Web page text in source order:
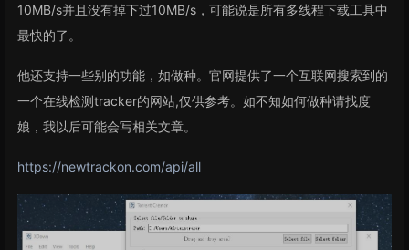
10MB/s并且没有掉下过10MB/s，可能说是所有多线程下载工具中
最快的了。
他还支持一些别的功能，如做种。官网提供了一个互联网搜索到的
一个在线检测tracker的网站,仅供参考。如不知如何做种请找度
娘，我以后可能会写相关文章。
https://newtrackon.com/api/all